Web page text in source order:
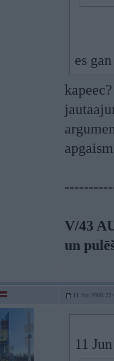
es
V/43
un
11. Jun 2008,
11